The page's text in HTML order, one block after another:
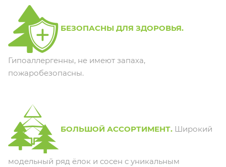
БЕЗОПАСНЫ ДЛЯ ЗДОРОВЬЯ.
Гипоаллергенны, не имеют запаха,
пожаробезопасны.
БОЛЬШОЙ АССОРТИМЕНТ. Широкий
модельный ряд ёлок и сосен с уникальным